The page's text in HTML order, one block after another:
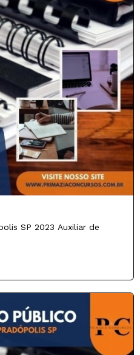
SP 2023 Auxiliar de